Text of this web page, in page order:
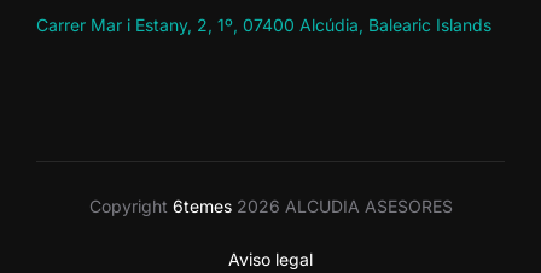
Carrer Mar i Estany, 2, 1º, 07400 Alcúdia, Balearic Islands
Copyright 6temes2026 ALCUDIA ASESORES
Aviso legal